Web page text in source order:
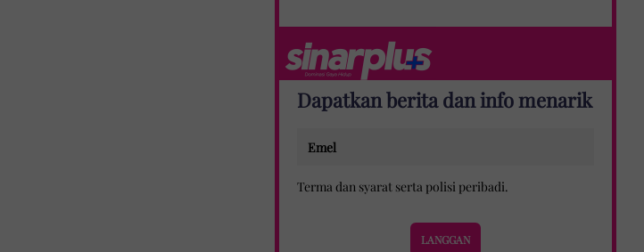
Dapatkan berita dan info menarik
Terma dan syaratserta polisi peribadi.